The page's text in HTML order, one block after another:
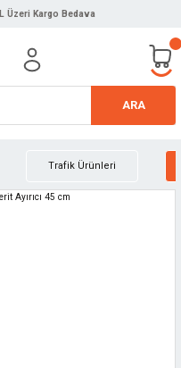
Üzeri Kargo Bedava
ARA
Trafik Ürünleri